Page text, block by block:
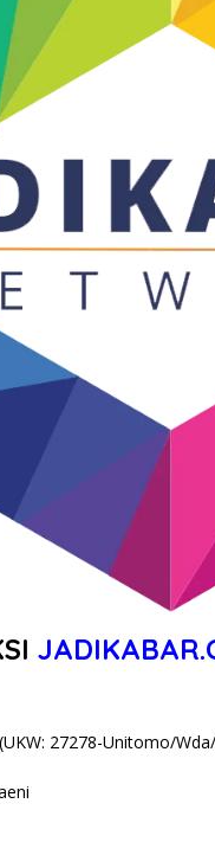
27278-Unitomo/